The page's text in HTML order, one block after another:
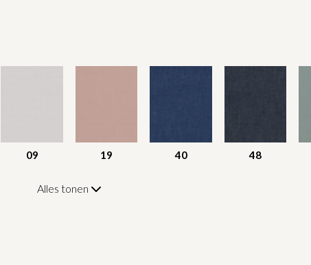
09 19 40 48
Alles tonen